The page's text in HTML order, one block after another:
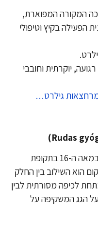
המפוארת,
בקיץ וטיפולי
יוקרתית וחובבי
גילרט…
מרחצאות טורקיים עתיקים שנבנו במאה ה-16 בתקופת
השילוב בין החלק
מסורתית לבין
המשקיפה על